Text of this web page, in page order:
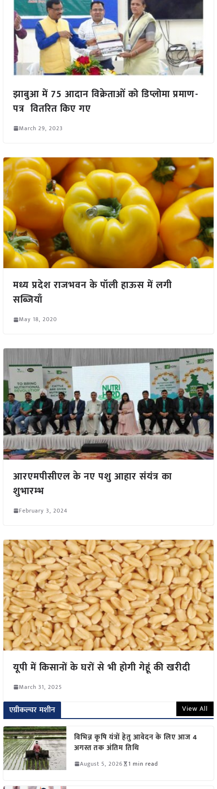
झाबुआ में 75 आदान विक्रेताओं को डिप्लोमा प्रमाण-
पत्र वितरित किए गए
March 29, 2023
मध्य प्रदेश राजभवन के पॉली हाऊस में लगी
सब्जियाँ
May 18, 2020
आरएमपीसीएल के नए पशु आहार संयंत्र का
शुभारम्भ
February 3, 2024
यूपी में किसानों के घरों से भी होगी गेहूं की खरीदी
March 31, 2025
एग्रीकल्चर मशीन View All
विभिन्न कृषि यंत्रों हेतु आवेदन के लिए आज 4
अगस्त तक अंतिम तिथि
August 5, 2026 1 min read